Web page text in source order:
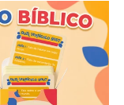
|
Full
Color
|
Capa
Dura